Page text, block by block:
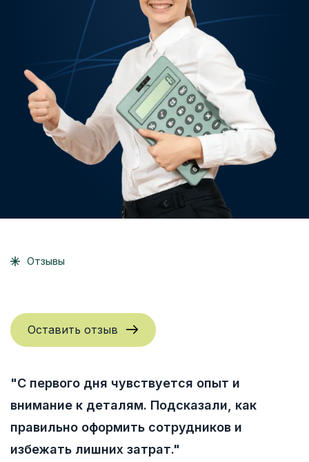
Отзывы
Оставить отзыв
"С первого дня чувствуется опыт и
внимание к деталям. Подсказали, как
правильно оформить сотрудников и
избежать лишних затрат."